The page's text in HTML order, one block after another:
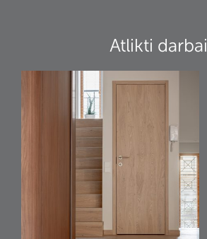
Atlikti darbai